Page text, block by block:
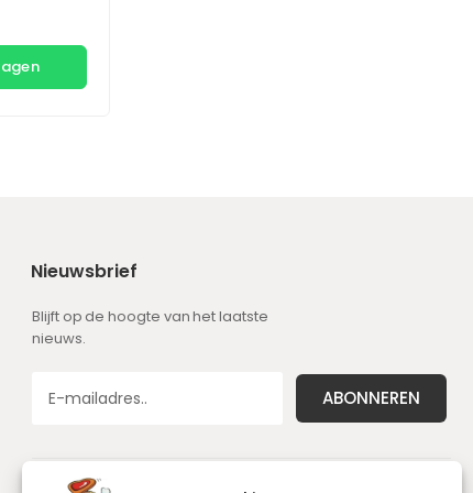
Nieuwsbrief
Blijft op de hoogte van het laatste
nieuws.